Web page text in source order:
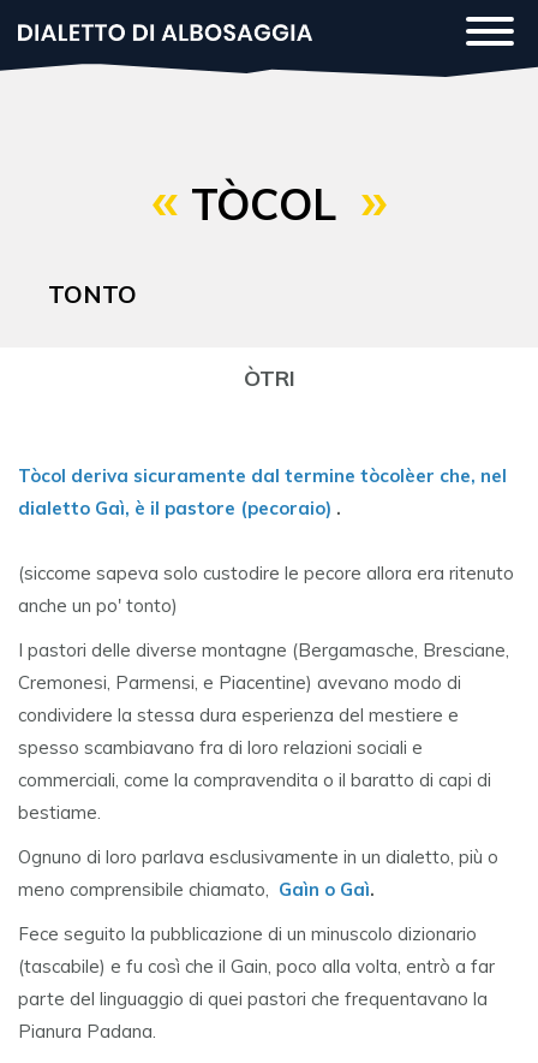
TÒCOL
TONTO
ÒTRI
Tòcol deriva sicuramente dal termine tòcolèer che, nel
dialetto Gaì, è il pastore (pecoraio) .
(siccome sapeva solo custodire le pecore allora era ritenuto
anche un po' tonto)
I pastori delle diverse montagne (Bergamasche, Bresciane,
Cremonesi, Parmensi, e Piacentine) avevano modo di
condividere la stessa dura esperienza del mestiere e
spesso scambiavano fra di loro relazioni sociali e
commerciali, come la compravendita o il baratto di capi di
bestiame.
Ognuno di loro parlava esclusivamente in un dialetto, più o
meno comprensibile chiamato, Gaìn o Gaì.
Fece seguito la pubblicazione di un minuscolo dizionario
(tascabile) e fu così che il Gain, poco alla volta, entrò a far
parte del linguaggio di quei pastori che frequentavano la
Pianura Padana.